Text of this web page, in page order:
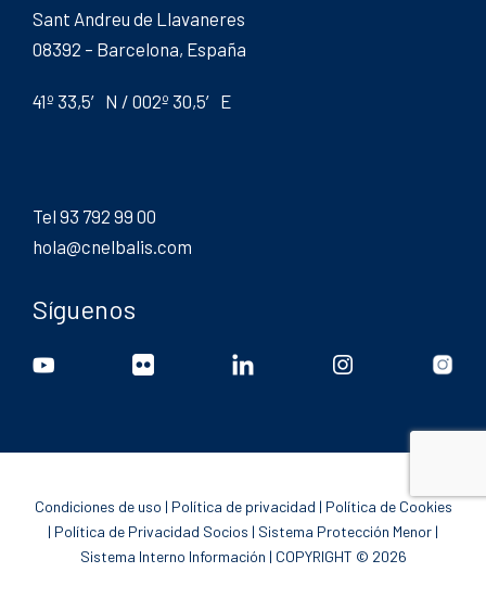
Sant Andreu de Llavaneres
08392 – Barcelona, España
41º 33,5′ N / 002º 30,5′ E
Tel 93 792 99 00
hola@cnelbalis.com
Síguenos
Condiciones de uso | Política de privacidad | Política de Cookies
| Política de Privacidad Socios | Sistema Protección Menor |
Sistema Interno Información | COPYRIGHT © 2026